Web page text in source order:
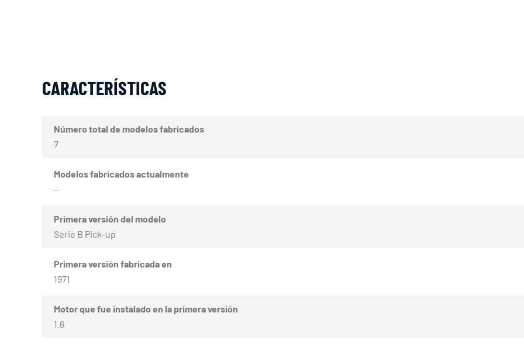
CARACTERÍSTICAS
Número total de modelos fabricados
7
Modelos fabricados actualmente
–
Primera versión del modelo
Serie B Pick-up
Primera versión fabricada en
1971
Motor que fue instalado en la primera versión
1.6